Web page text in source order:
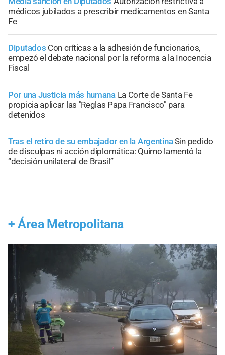
médicos jubilados a prescribir medicamentos en Santa
Fe
Diputados Con críticas a la adhesión de funcionarios,
empezó el debate nacional por la reforma a la Inocencia
Fiscal
Por una Justicia más humana La Corte de Santa Fe
propicia aplicar las "Reglas Papa Francisco" para
detenidos
Tras el retiro de su embajador en la ArgentinaSin pedido
de disculpas ni acción diplomática: Quirno lamentó la
“decisión unilateral de Brasil”
+ Área Metropolitana